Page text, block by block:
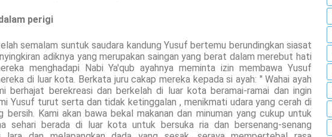
perigi
semalam suntuk saudara kandung Yusuf bertemu berundingkan siasat
adiknya yang merupakan saingan yang berat dalam merebut hati
menghadapi Nabi Ya'qub ayahnya meminta izin membawa Yusuf
di luar kota. Berkata juru cakap mereka kepada si ayah: " Wahai ayah
berhajat berekreasi dan berkelah di luar kota beramai-ramai dan ingin
Yusuf turut serta dan tidak ketinggalan , menikmati udara yang cerah di
bersih. Kami akan bawa bekal makanan dan minuman yang cukup untuk
sehari berada di luar kota untuk bersuka ria dan bersenang-senang